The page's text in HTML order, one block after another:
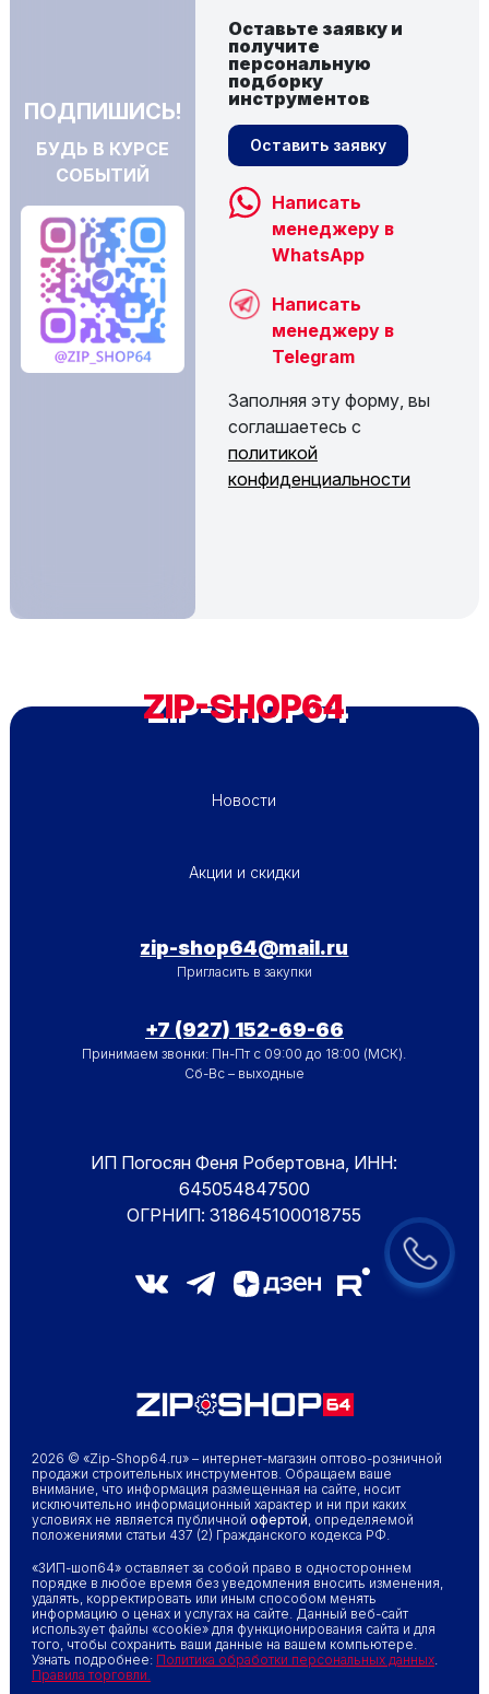
ПОДПИШИСЬ!
БУДЬ В КУРСЕ
СОБЫТИЙ
Оставьте заявку и
получите
персональную
подборку
инструментов
Оставить заявку
Написать
менеджеру в
WhatsApp
Написать
менеджеру в
Telegram
Заполняя эту форму, вы
соглашаетесь с
политикой
конфиденциальности
ZIP-SHOP64
Новости
ПОДВАЛ - МЕНЮ 2Акции и скидки
zip-shop64@mail.ru
Пригласить в закупки
+7 (927) 152-69-66
Принимаем звонки: Пн-Пт с 09:00 до 18:00 (МСК).
Сб-Вс – выходные
ИП Погосян Феня Робертовна, ИНН:
645054847500
ОГРНИП: 318645100018755
2026 © «Zip-Shop64.ru» – интернет-магазин оптово-розничной
продажи строительных инструментов. Обращаем ваше
внимание, что информация размещенная на сайте, носит
исключительно информационный характер и ни при каких
условиях не является публичной офертой , определяемой
положениями статьи 437 (2) Гражданского кодекса РФ.
«ЗИП-шоп64» оставляет за собой право в одностороннем
порядке в любое время без уведомления вносить изменения,
удалять, корректировать или иным способом менять
информацию о ценах и услугах на сайте. Данный веб-сайт
использует файлы «cookie» для функционирования сайта и для
того, чтобы сохранить ваши данные на вашем компьютере.
Узнать подробнее: Политика обработки персональных данных.
Правила торговли.